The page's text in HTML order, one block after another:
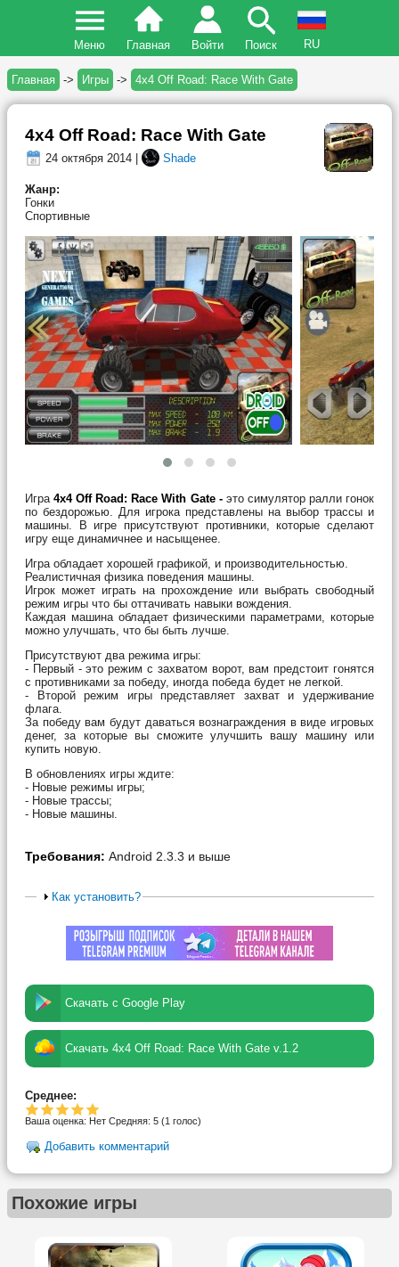
Меню Главная Войти Поиск RU
Главная -> Игры -> 4х4 Off Road: Race With Gate
4х4 Off Road: Race With Gate
24 октября 2014 | Shade
Жанр:
Гонки
Спортивные
Игра4х4 Off Road: Race With Gate -это симулятор ралли гонок
по бездорожью. Для игрока представлены на выбор трассы и
машины. В игре присутствуют противники, которые сделают
игру еще динамичнее и насыщенее.
Игра обладает хорошей графикой, и производительностью.
Реалистичная физика поведения машины.
Игрок может играть на прохождение или выбрать свободный
режим игры что бы оттачивать навыки вождения.
Каждая машина обладает физическими параметрами, которые
можно улучшать, что бы быть лучше.
Присутствуют два режима игры:
- Первый - это режим с захватом ворот, вам предстоит гонятся
с противниками за победу, иногда победа будет не легкой.
- Второй режим игры представляет захват и удерживание
флага.
За победу вам будут даваться вознаграждения в виде игровых
денег, за которые вы сможите улучшить вашу машину или
купить новую.
В обновлениях игры ждите:
- Новые режимы игры;
- Новые трассы;
- Новые машины.
Требования: Android 2.3.3 и выше
Как установить?
Скачать с Google Play
Скачать 4х4 Off Road: Race With Gate v.1.2
Среднее:
Ваша оценка: Нет Средняя: 5 (1 голос)
Добавить комментарий
Похожие игры